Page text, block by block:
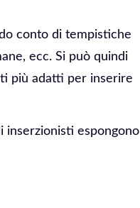
conto di tempistiche
ecc. Si può quindi
più adatti per inserire
inserzionisti espongono